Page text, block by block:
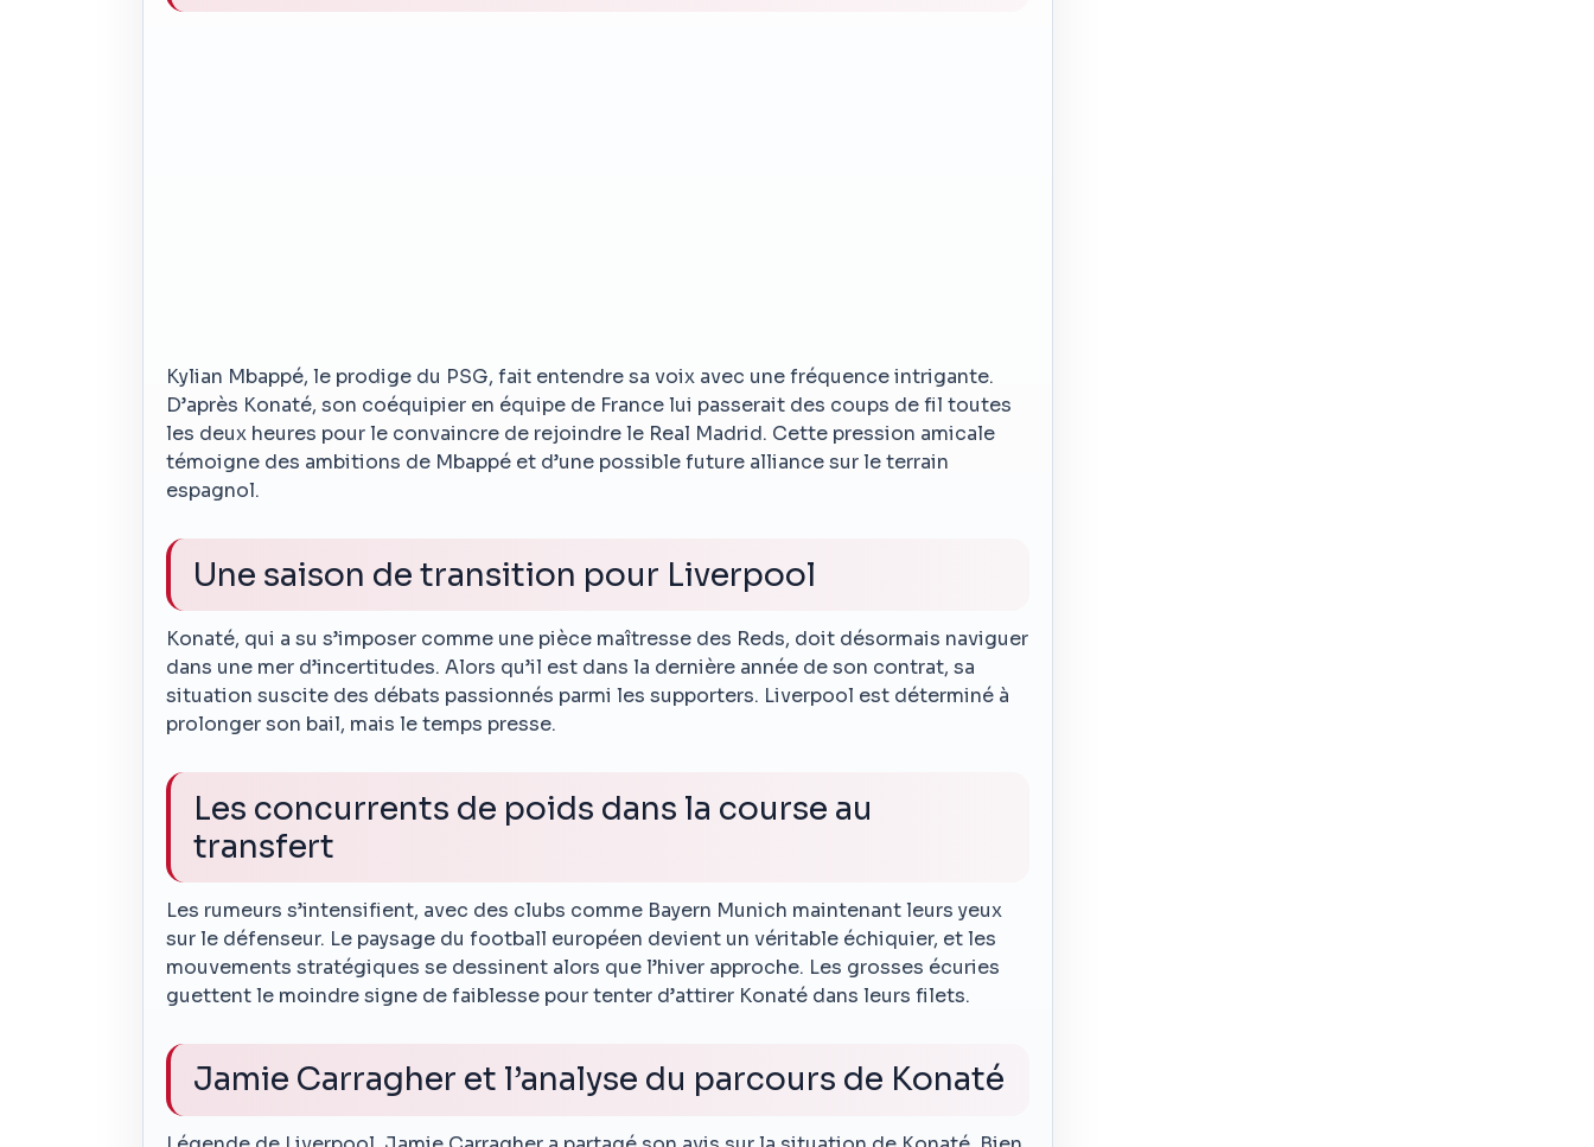
Kylian Mbappé, le prodige du PSG, fait entendre sa voix avec une fréquence intrigante.
D’après Konaté, son coéquipier en équipe de France lui passerait des coups de fil toutes
les deux heures pour le convaincre de rejoindre le Real Madrid. Cette pression amicale
témoigne des ambitions de Mbappé et d’une possible future alliance sur le terrain
espagnol.
Une saison de transition pour Liverpool
Konaté, qui a su s’imposer comme une pièce maîtresse des Reds, doit désormais naviguer
dans une mer d’incertitudes. Alors qu’il est dans la dernière année de son contrat, sa
situation suscite des débats passionnés parmi les supporters. Liverpool est déterminé à
prolonger son bail, mais le temps presse.
Les concurrents de poids dans la course au
transfert
Les rumeurs s’intensifient, avec des clubs comme Bayern Munich maintenant leurs yeux
sur le défenseur. Le paysage du football européen devient un véritable échiquier, et les
mouvements stratégiques se dessinent alors que l’hiver approche. Les grosses écuries
guettent le moindre signe de faiblesse pour tenter d’attirer Konaté dans leurs filets.
Jamie Carragher et l’analyse du parcours de Konaté